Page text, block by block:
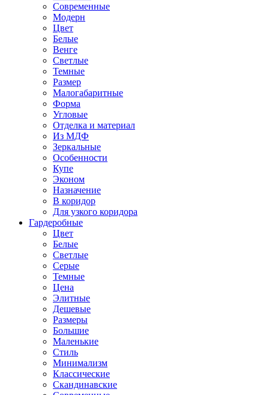
Современные
Модерн
Цвет
Белые
Венге
Светлые
Темные
Размер
Малогабаритные
Форма
Угловые
Отделка и материал
Из МДФ
Зеркальные
Особенности
Купе
Эконом
Назначение
В коридор
Для узкого коридора
Гардеробные
Цвет
Белые
Светлые
Серые
Темные
Цена
Элитные
Дешевые
Размеры
Большие
Маленькие
Стиль
Минимализм
Классические
Скандинавские